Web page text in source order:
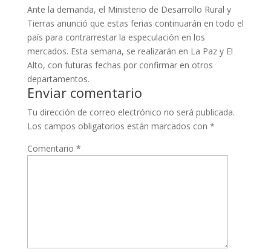
Ante la demanda, el Ministerio de Desarrollo Rural y
Tierras anunció que estas ferias continuarán en todo el
país para contrarrestar la especulación en los
mercados. Esta semana, se realizarán en La Paz y El
Alto, con futuras fechas por confirmar en otros
departamentos.
Enviar comentario
Tu dirección de correo electrónico no será publicada.
Los campos obligatorios están marcados con *
Comentario *